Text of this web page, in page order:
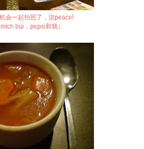
会一起拍照了，说peace!
bui，pepsi和我）